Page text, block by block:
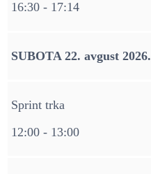
16:30 - 17:14
SUBOTA 22. avgust 2026.
Sprint trka
12:00 - 13:00